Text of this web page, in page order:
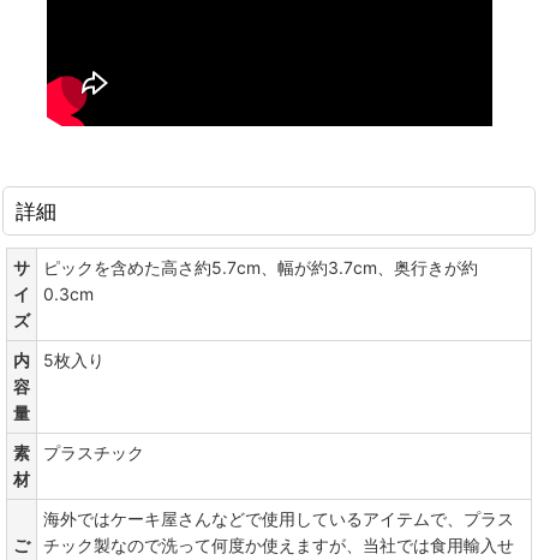
詳細
サ
イ
ズ
ピックを含めた高さ約5.7cm、幅が約3.7cm、奥行きが約
0.3cm
内
容
量
5枚入り
素
材
プラスチック
ご
海外ではケーキ屋さんなどで使用しているアイテムで、プラス
チック製なので洗って何度か使えますが、当社では食用輸入せ